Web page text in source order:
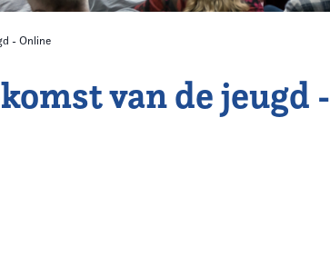
- Online
van de jeugd -